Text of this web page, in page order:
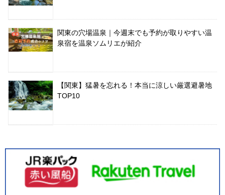
関東の穴場温泉｜今週末でも予約が取りやすい温
泉宿を温泉ソムリエが紹介
【関東】猛暑を忘れる！本当に涼しい厳選避暑地
TOP10